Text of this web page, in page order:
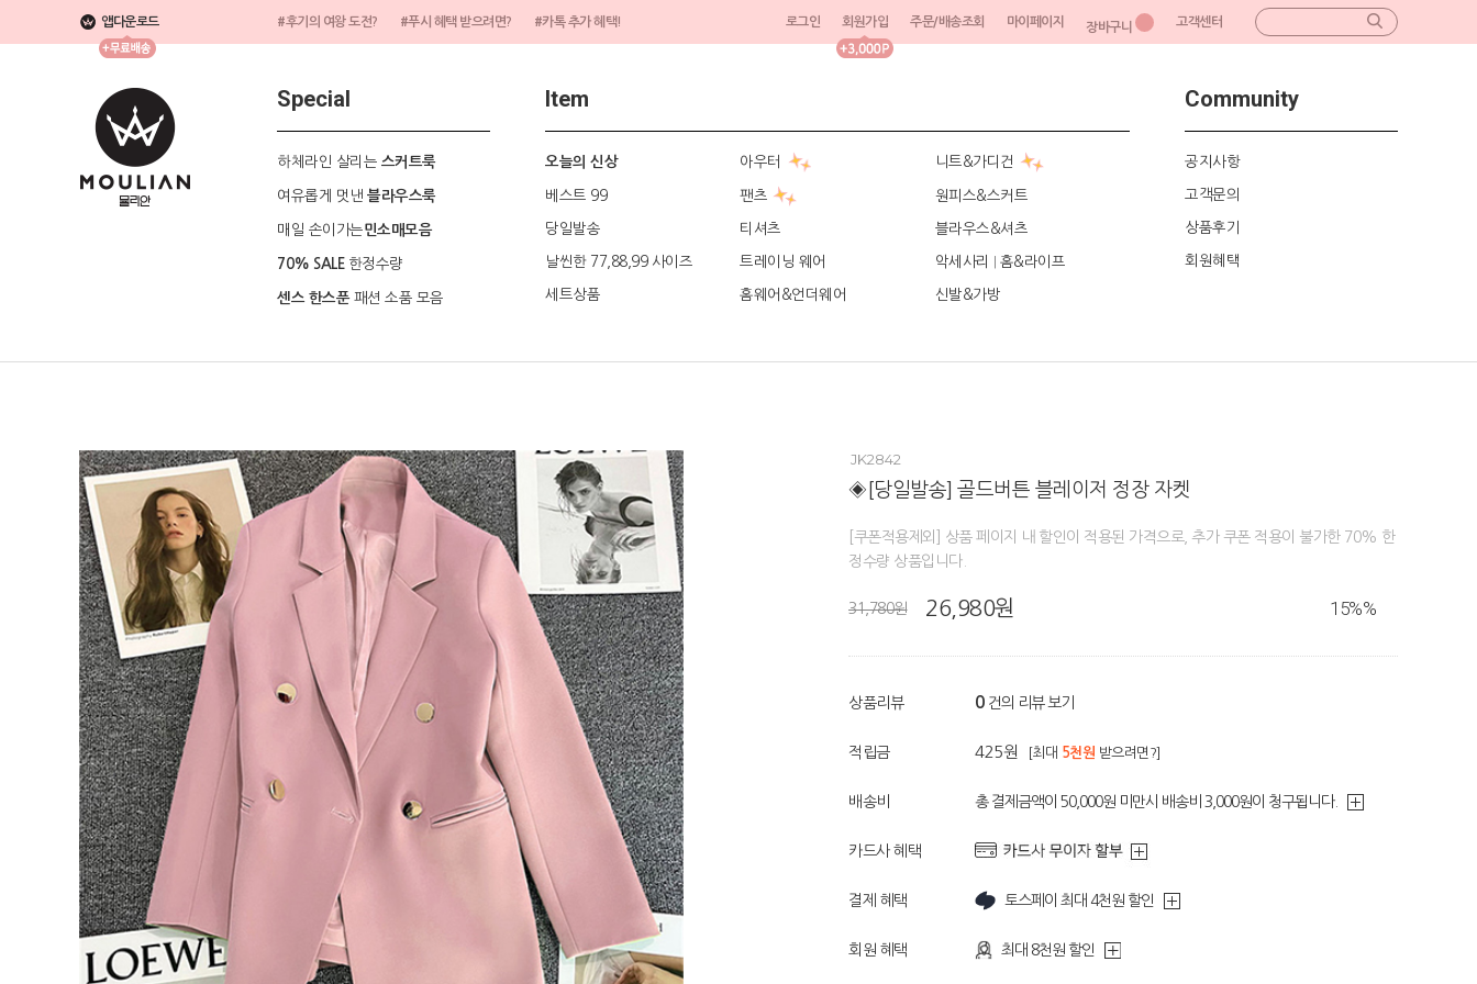
앱다운로드 #후기의 여왕 도전? #푸시 혜택 받으려면? #카톡 추가 혜택! 로그인 회원가입 주문/배송조회 마이페이지 장바구니 고객센터
Special
하체라인 살리는 스커트룩
여유롭게 멋낸 블라우스룩
매일 손이가는민소매모음
70% SALE 한정수량
센스 한스푼패션 소품 모음
Item
오늘의 신상 아우터 니트&가디건
베스트 99 팬츠 원피스&스커트
당일발송 티셔츠 블라우스&셔츠
날씬한 77,88,99 사이즈 트레이닝 웨어 악세사리 홈&라이프
세트상품 홈웨어&언더웨어 신발&가방
Community
공지사항
고객문의
상품후기
회원혜택
JK2842
◈[당일발송] 골드버튼 블레이저 정장 자켓
[쿠폰적용제외] 상품 페이지 내 할인이 적용된 가격으로, 추가 쿠폰 적용이 불가한 70% 한
정수량 상품입니다.
31,780원 26,980원 15%%
상품리뷰 0 건의 리뷰 보기
적립금 425원 [최대 5천원 받으려면?]
배송비 총 결제금액이 50,000원 미만시 배송비 3,000원이 청구됩니다.
카드사 혜택
결제 혜택 토스페이 최대 4천원 할인
회원 혜택 최대 8천원 할인